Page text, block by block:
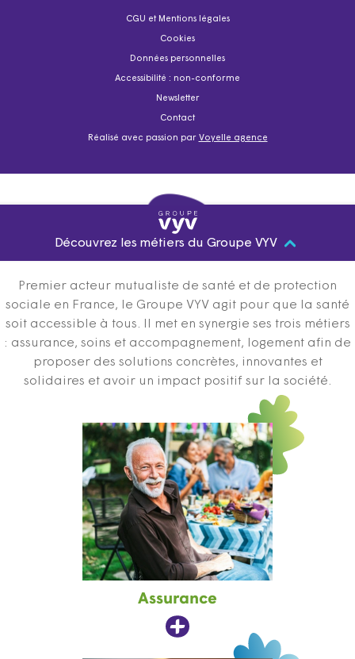
CGU et Mentions légales
Cookies
Données personnelles
Accessibilité : non-conforme
Newsletter
Contact
Réalisé avec passion par Voyelle agence
Découvrez les métiers du Groupe VYV
Premier acteur mutualiste de santé et de protection
sociale en France, le Groupe VYV agit pour que la santé
soit accessible à tous. Il met en synergie ses trois métiers
: assurance, soins et accompagnement, logement afin de
proposer des solutions concrètes, innovantes et
solidaires et avoir un impact positif sur la société.
Assurance